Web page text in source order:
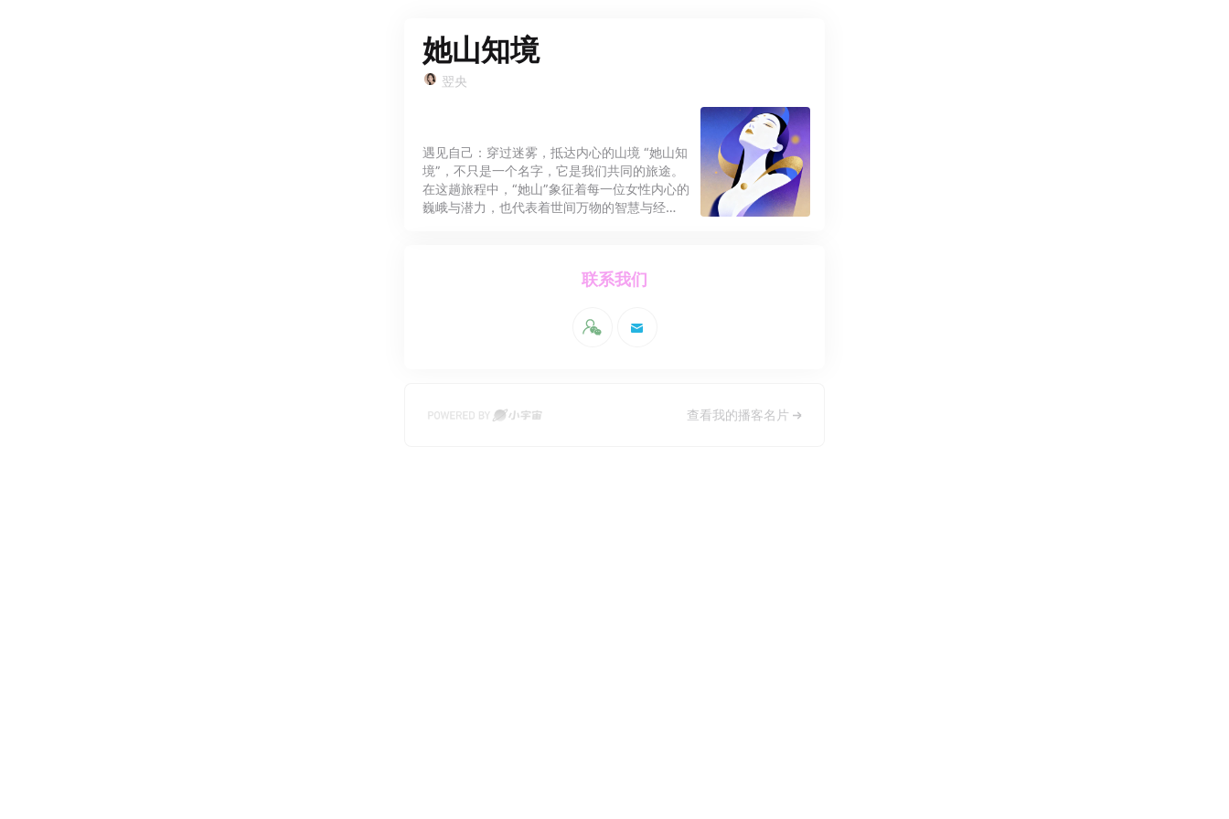
她山知境
翌央
遇见自己：穿过迷雾，抵达内心的山境 “她山知
境”，不只是一个名字，它是我们共同的旅途。
在这趟旅程中，“她山”象征着每一位女性内心的
巍峨与潜力，也代表着世间万物的智慧与经
而在你穿越自身迷雾后，所抵达的内在山境。
联系我们
查看我的播客名片